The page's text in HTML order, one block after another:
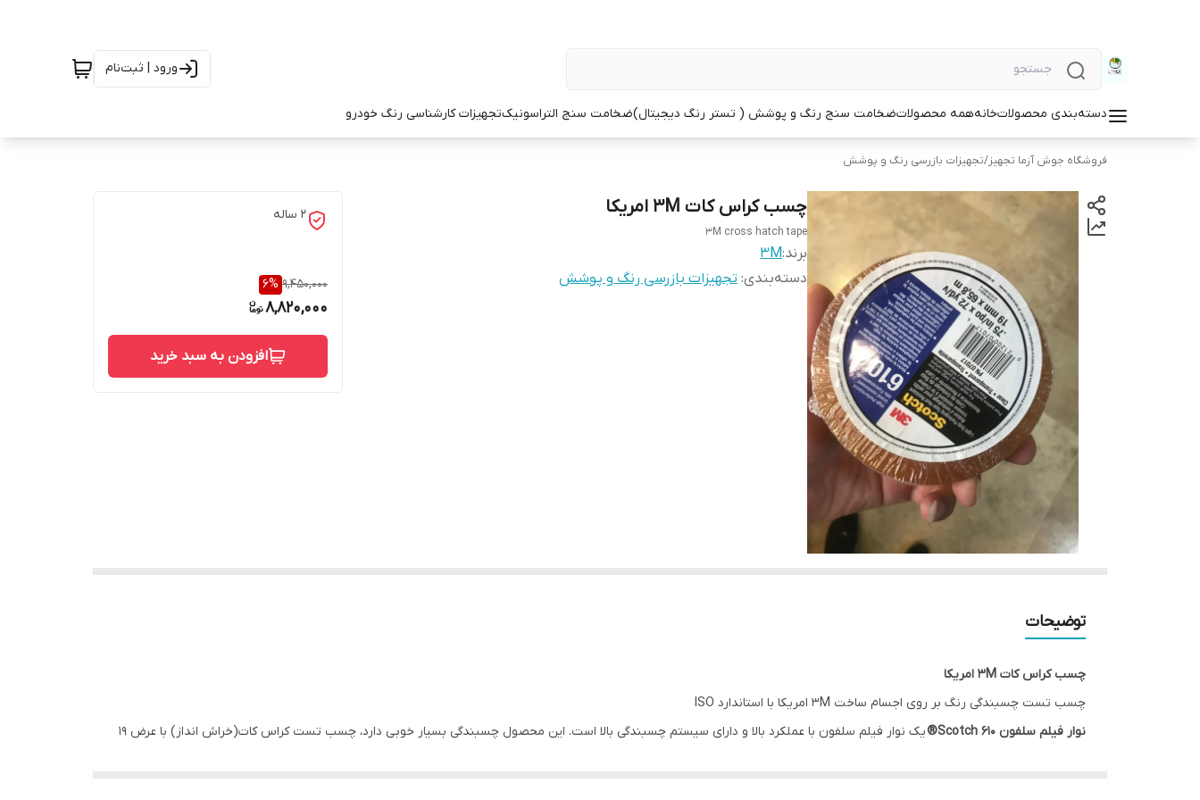
ورود | ثبت‌نام
دسته‌بندی محصولاتخانههمه محصولاتضخامت سنج رنگ و پوشش ( تستر رنگ دیجیتال)ضخامت سنج التراسونیکتجهیزات کارشناسی رنگ خودرو
فروشگاه جوش آزما تجهیز/تجهیزات بازرسی رنگ و پوشش
چسب کراس کات 3M امریکا
3M cross hatch tape
برند:3M
دسته‌بندی: تجهیزات بازرسی رنگ و پوشش
2 ساله
9,450,000
6%
8,820,000
افزودن به سبد خرید
توضیحات
چسب کراس کات 3M امریکا
چسب تست چسبندگی رنگ بر روی اجسام ساخت 3M امریکا با استاندارد ISO
نوار فیلم سلفون 610 Scotch®
یک نوار فیلم سلفون با عملکرد بالا و دارای سیستم چسبندگی بالا است. این محصول چسبندگی بسیار خوبی دارد، چسب تست کراس کات(خراش انداز) با عرض 19